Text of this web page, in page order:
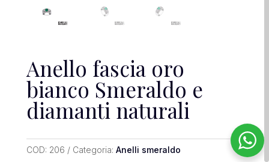
Anello fascia oro
bianco Smeraldo e
diamanti naturali
COD: 206 Categoria: Anelli smeraldo